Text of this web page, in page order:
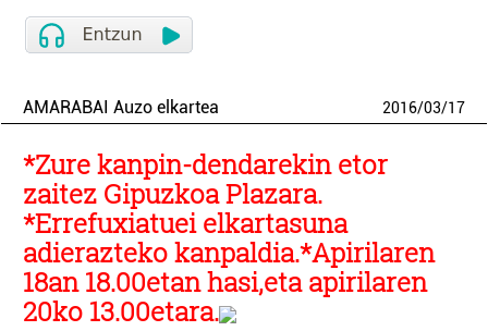
AMARABAI Auzo elkartea 2016/03/17
*Zure kanpin-dendarekin etor
zaitez Gipuzkoa Plazara.
*Errefuxiatuei elkartasuna
adierazteko kanpaldia.*Apirilaren
18an 18.00etan hasi,eta apirilaren
20ko 13.00etara.